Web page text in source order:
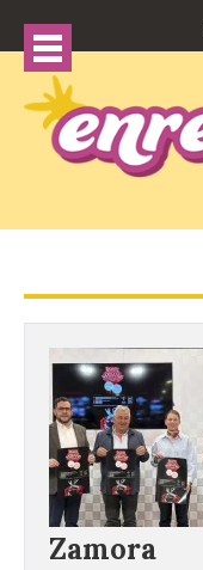
Zamora